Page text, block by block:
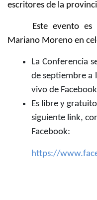
escritores de la
Este evento es
Mariano Moreno en
La Conferencia
de septiembre a
vivo de
Es libre y
siguiente link,
Facebook:
https://